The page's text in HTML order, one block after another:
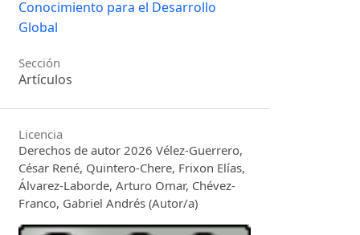
Conocimiento para el Desarrollo
Global
Sección
Artículos
Licencia
Derechos de autor 2026 Vélez-Guerrero,
César René, Quintero-Chere, Frixon Elías,
Álvarez-Laborde, Arturo Omar, Chévez-
Franco, Gabriel Andrés (Autor/a)